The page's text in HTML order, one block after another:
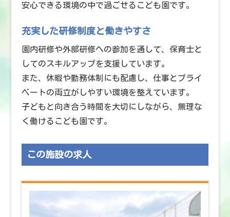
安心できる環境の中で過ごせるこども園です。
充実した研修制度と働きやすさ
園内研修や外部研修への参加を通して、保育士と
してのスキルアップを支援しています。
また、休暇や勤務体制にも配慮し、仕事とプライ
ベートの両立がしやすい環境を整えています。
子どもと向き合う時間を大切にしながら、無理な
く働けるこども園です。
この施設の求人